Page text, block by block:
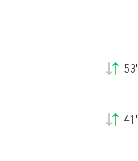
53'
41'